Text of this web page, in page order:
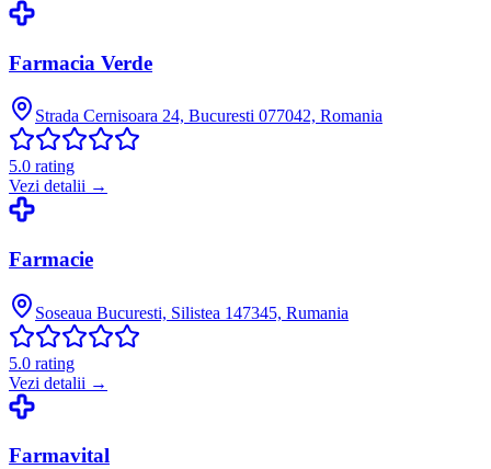
Farmacia Verde
Strada Cernisoara 24, Bucuresti 077042, Romania
5.0 rating
Vezi detalii →
Farmacie
Soseaua Bucuresti, Silistea 147345, Rumania
5.0 rating
Vezi detalii →
Farmavital